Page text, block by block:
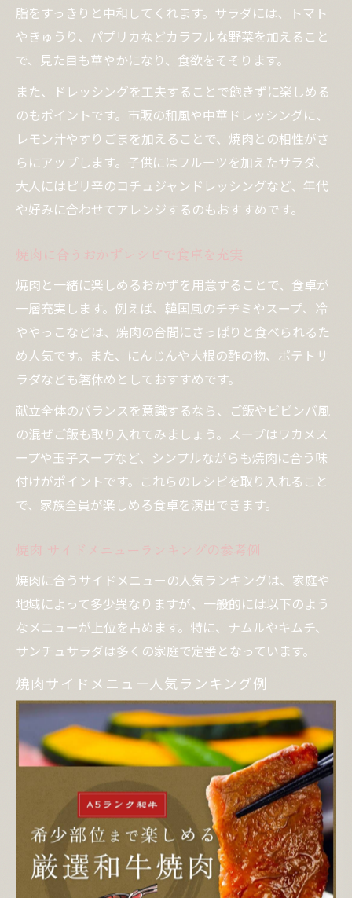
脂をすっきりと中和してくれます。サラダには、トマト
やきゅうり、パプリカなどカラフルな野菜を加えること
で、見た目も華やかになり、食欲をそそります。
また、ドレッシングを工夫することで飽きずに楽しめる
のもポイントです。市販の和風や中華ドレッシングに、
レモン汁やすりごまを加えることで、焼肉との相性がさ
らにアップします。子供にはフルーツを加えたサラダ、
大人にはピリ辛のコチュジャンドレッシングなど、年代
や好みに合わせてアレンジするのもおすすめです。
焼肉に合うおかずレシピで食卓を充実
焼肉と一緒に楽しめるおかずを用意することで、食卓が
一層充実します。例えば、韓国風のチヂミやスープ、冷
ややっこなどは、焼肉の合間にさっぱりと食べられるた
め人気です。また、にんじんや大根の酢の物、ポテトサ
ラダなども箸休めとしておすすめです。
献立全体のバランスを意識するなら、ご飯やビビンバ風
の混ぜご飯も取り入れてみましょう。スープはワカメス
ープや玉子スープなど、シンプルながらも焼肉に合う味
付けがポイントです。これらのレシピを取り入れること
で、家族全員が楽しめる食卓を演出できます。
焼肉 サイドメニューランキングの参考例
焼肉に合うサイドメニューの人気ランキングは、家庭や
地域によって多少異なりますが、一般的には以下のよう
なメニューが上位を占めます。特に、ナムルやキムチ、
サンチュサラダは多くの家庭で定番となっています。
焼肉サイドメニュー人気ランキング例
ナムル（もやし・ほうれん草・ぜんまいなど）
キムチ各種
キャベツサラダ
サンチュ・レタス
韓国風チヂミ
ワカメスープ・玉子スープ
冷ややっこ
これらのメニューは、焼肉の脂っこさを和らげるだけで